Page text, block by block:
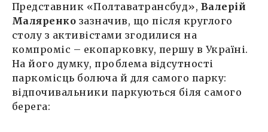
Представник «Полтаватрансбуд», Валерій
Маляренко зазначив, що після круглого
столу з активістами згодилися на
компроміс – екопарковку, першу в Україні.
На його думку, проблема відсутності
паркомісць болюча й для самого парку:
відпочивальники паркуються біля самого
берега: